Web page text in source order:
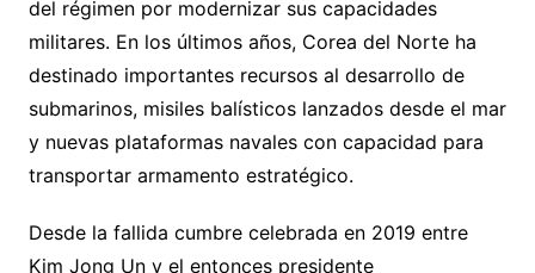
del régimen por modernizar sus capacidades
militares. En los últimos años, Corea del Norte ha
destinado importantes recursos al desarrollo de
submarinos, misiles balísticos lanzados desde el mar
y nuevas plataformas navales con capacidad para
transportar armamento estratégico.
Desde la fallida cumbre celebrada en 2019 entre
Kim Jong Un y el entonces presidente